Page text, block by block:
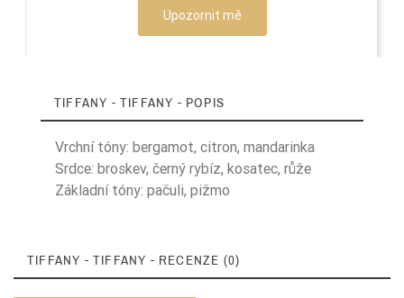
Upozornit mě
TIFFANY - TIFFANY - POPIS
Vrchní tóny: bergamot, citron, mandarinka
Srdce: broskev, černý rybíz, kosatec, růže
Základní tóny: pačuli, pižmo
TIFFANY - TIFFANY - RECENZE (0)